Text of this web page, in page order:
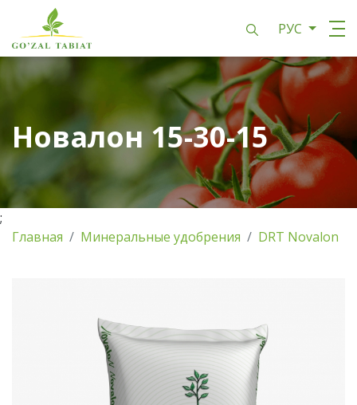
РУС
Новалон 15-30-15
;
Главная
Минеральные удобрения DRT Novalon